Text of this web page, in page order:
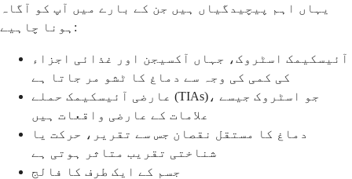
یہاں اہم پیچیدگیاں ہیں جن کے بارے میں آپ کو آگاہ
ہونا چاہیے:
آئیسکیمک اسٹروک، جہاں آکسیجن اور غذائی اجزاء
کی کمی کی وجہ سے دماغ کا ٹشو مر جاتا ہے
عارضی آئیسکیمک حملے (TIAs)، جو اسٹروک جیسے
علامات کے عارضی واقعات ہیں
دماغ کا مستقل نقصان جس سے تقریر، حرکت یا
شناختی تقریب متاثر ہوتی ہے
جسم کے ایک طرف کا فالج